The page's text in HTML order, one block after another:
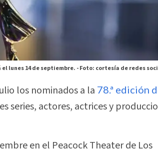
el lunes 14 de septiembre. -Foto: cortesía de redes
los nominados a la 78.ª edición
series, actores, actrices y
en el Peacock Theater de Los